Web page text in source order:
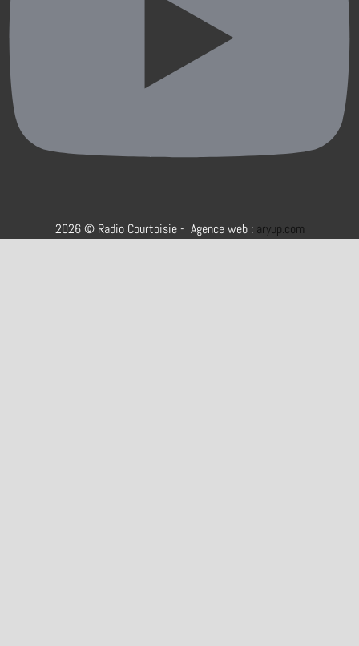
2026 © Radio Courtoisie - Agence web : aryup.com